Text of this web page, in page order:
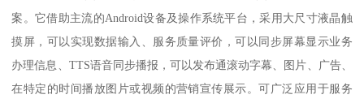
案。它借助主流的Android设备及操作系统平台，采用大尺寸液晶触
摸屏，可以实现数据输入、服务质量评价，可以同步屏幕显示业务
办理信息、TTS语音同步播报，可以发布通滚动字幕、图片、广告、
在特定的时间播放图片或视频的营销宣传展示。可广泛应用于服务